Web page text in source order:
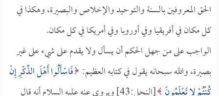
الحق المعروفين بالسنة والتوحيد والإخلاص والبصيرة، وهكذا في
كل مكان في أفريقيا وفي أوروبا وفي أمريكا في كل مكان.
الواجب على من جهل الحكم أن يسأل ولا يقدم على شيء على غير
بصيرة، والله سبحانه يقول في كتابه العظيم: فَاسْأَلُوا أَهْلَ الذِّكْرِ إِنْ